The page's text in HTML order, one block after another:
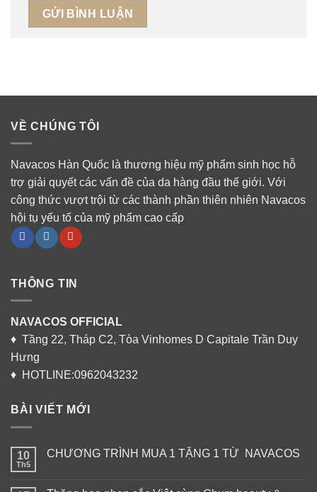
VỀ CHÚNG TÔI
Navacos Hàn Quốc là thương hiệu mỹ phẩm sinh học hỗ
trợ giải quyết các vấn đề của da hàng đầu thế giới. Với
công thức vượt trội từ các thành phần thiên nhiên Navacos
hội tụ yếu tố của mỹ phẩm cao cấp
THÔNG TIN
NAVACOS OFFICIAL
♦ Tầng 22, Tháp C2, Tòa Vinhomes D Capitale Trần Duy
Hưng
♦ HOTLINE:0962043232
BÀI VIẾT MỚI
10
Th5
CHƯƠNG TRÌNH MUA 1 TẶNG 1 TỪ NAVACOS